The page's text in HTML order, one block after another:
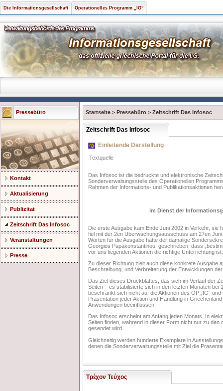
Die Informationsgesellschaft Operationelles Programm „IG“
Pressebüro
Kontakt
Aktualisierung
Publizitat
Zeitschrift Das Infosoc
Veranstaltungen
Presse
Startseite > Pressebüro > Zeitschrift Das Infosoc
Zeitschrift Das Infosoc
Einleitende Darstellung
Textquelle
Das Infosoc ist die bedruckte und elektronische
Sonderverwaltungsstelle des Operationellen
Rahmen der Informations- und Publikationsaktionen
im Dienst der
Die erste Ausgabe kam Ende Juni 2002 in Verkehr, sie
fiel mit der 2en Uberwachungsausschuss am 27en
Worten fur die Ausgabe hatte der damalige
Georgios Papakonstantinou, geschrieben, dass
vor uns liegenden Aktionen die richtige Unterrichtung
Zu dieser Richtung zielt auch diese konkrete Ausgabe
Beschreibung, und Verbreiterung der Entwicklungen
Das Ziel dieses Druckblattes, das sich im Verlauf der
Seiten – es stabilisierte sich in den letzten Monaten
beschrankt sich nicht auf die Aktionen des OP „IG“
Prasentation jeder Aktion und Handlung in
Anwendungen beeinflussen.
Das Infosoc erscheint am Anfang jeden Monats. In
Seiten finden, wahrend in dieser Form nicht nur zu
gesendet wird.
Gleichzeitig werden hunderte Exemplare in
denen die Sonderverwaltungsstelle mit Ziel die
Τρέχον Τεύχος